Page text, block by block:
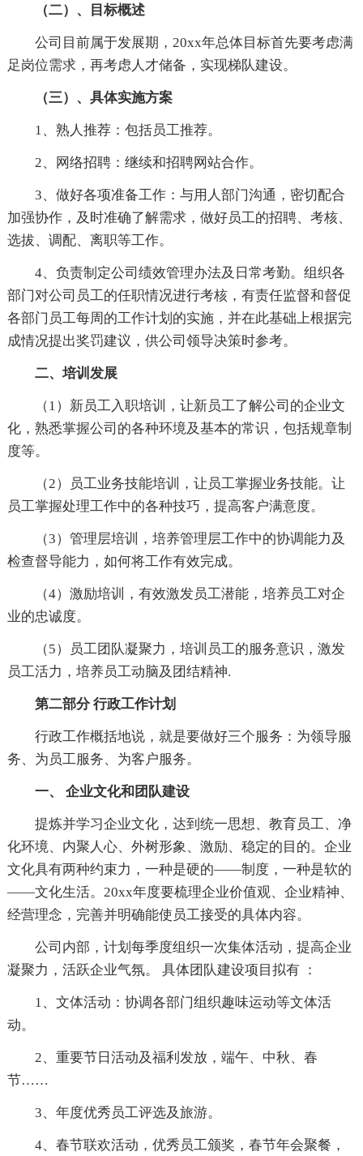
（二）、目标概述
公司目前属于发展期，20xx年总体目标首先要考虑满
足岗位需求，再考虑人才储备，实现梯队建设。
（三）、具体实施方案
1、熟人推荐：包括员工推荐。
2、网络招聘：继续和招聘网站合作。
3、做好各项准备工作：与用人部门沟通，密切配合
加强协作，及时准确了解需求，做好员工的招聘、考核、
选拔、调配、离职等工作。
4、负责制定公司绩效管理办法及日常考勤。组织各
部门对公司员工的任职情况进行考核，有责任监督和督促
各部门员工每周的工作计划的实施，并在此基础上根据完
成情况提出奖罚建议，供公司领导决策时参考。
二、培训发展
（1）新员工入职培训，让新员工了解公司的企业文
化，熟悉掌握公司的各种环境及基本的常识，包括规章制
度等。
（2）员工业务技能培训，让员工掌握业务技能。让
员工掌握处理工作中的各种技巧，提高客户满意度。
（3）管理层培训，培养管理层工作中的协调能力及
检查督导能力，如何将工作有效完成。
（4）激励培训，有效激发员工潜能，培养员工对企
业的忠诚度。
（5）员工团队凝聚力，培训员工的服务意识，激发
员工活力，培养员工动脑及团结精神.
第二部分 行政工作计划
行政工作概括地说，就是要做好三个服务：为领导服
务、为员工服务、为客户服务。
一、 企业文化和团队建设
提炼并学习企业文化，达到统一思想、教育员工、净
化环境、内聚人心、外树形象、激励、稳定的目的。企业
文化具有两种约束力，一种是硬的——制度，一种是软的
——文化生活。20xx年度要梳理企业价值观、企业精神、
经营理念，完善并明确能使员工接受的具体内容。
公司内部，计划每季度组织一次集体活动，提高企业
凝聚力，活跃企业气氛。 具体团队建设项目拟有 ：
1、文体活动：协调各部门组织趣味运动等文体活
动。
2、重要节日活动及福利发放，端午、中秋、春
节……
3、年度优秀员工评选及旅游。
4、春节联欢活动，优秀员工颁奖，春节年会聚餐，